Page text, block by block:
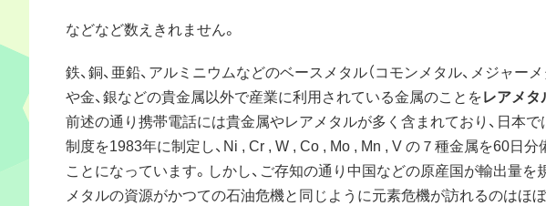
などなど数えきれません。
鉄、銅、亜鉛、アルミニウムなどのベースメタル（コモンメタル、メジャーメ
や金、銀などの貴金属以外で産業に利用されている金属のことをレアメタ
前述の通り携帯電話には貴金属やレアメタルが多く含まれており、日本
制度を1983年に制定し、Ni , Cr , W , Co , Mo , Mn , V の７種金属を60日分
ことになっています。しかし、ご存知の通り中国などの原産国が輸出量を
メタルの資源がかつての石油危機と同じように元素危機が訪れるのはほ